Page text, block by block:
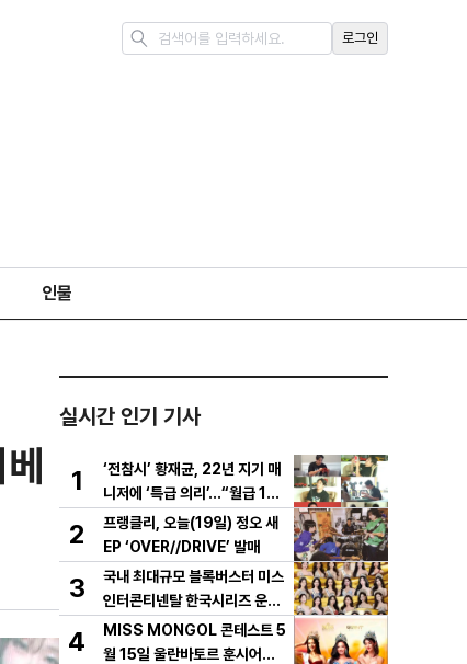
로그인
인물
실시간 인기 기사
1
‘전참시’ 황재균, 22년 지기 매
니저에 ‘특급 의리’...“월급 150
만원 벌 때도, 가장 힘들 때 월세
대신 내줘” 미담 大방출
2
프랭클리, 오늘(19일) 정오 새
EP ‘OVER//DRIVE’ 발매
3
국내 최대규모 블록버스터 미스
인터콘티넨탈 한국시리즈 운용
개시!
4
MISS MONGOL 콘테스트 5
월 15일 울란바토르 훈시어터